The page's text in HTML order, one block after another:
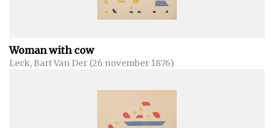
Woman with cow
Leck, Bart Van Der (26 november 1876)